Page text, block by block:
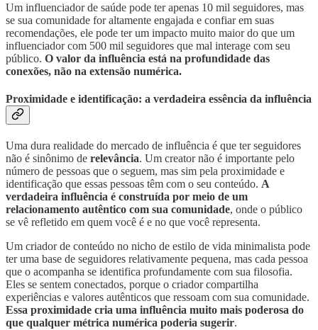
Um influenciador de saúde pode ter apenas 10 mil seguidores, mas
se sua comunidade for altamente engajada e confiar em suas
recomendações, ele pode ter um impacto muito maior do que um
influenciador com 500 mil seguidores que mal interage com seu
público. O valor da influência está na profundidade das
conexões, não na extensão numérica.
Proximidade e identificação: a verdadeira essência da influência
Uma dura realidade do mercado de influência é que ter seguidores
não é sinônimo de relevância. Um creator não é importante pelo
número de pessoas que o seguem, mas sim pela proximidade e
identificação que essas pessoas têm com o seu conteúdo. A
verdadeira influência é construída por meio de um
relacionamento autêntico com sua comunidade, onde o público
se vê refletido em quem você é e no que você representa.
Um criador de conteúdo no nicho de estilo de vida minimalista pode
ter uma base de seguidores relativamente pequena, mas cada pessoa
que o acompanha se identifica profundamente com sua filosofia.
Eles se sentem conectados, porque o criador compartilha
experiências e valores autênticos que ressoam com sua comunidade.
Essa proximidade cria uma influência muito mais poderosa do
que qualquer métrica numérica poderia sugerir.